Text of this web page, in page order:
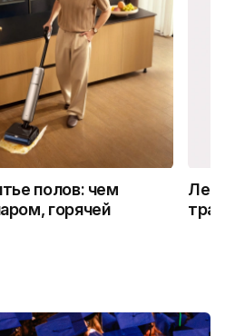
полов: чем
горячей